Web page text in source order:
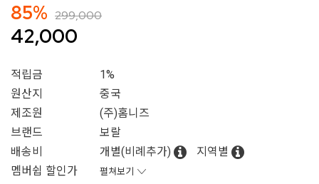
85% 299,000
42,000
적립금
1%
원산지
중국
제조원
(주)홈니즈
브랜드
보랄
배송비
개별(비례추가)
지역별
멤버쉽 할인가
펼쳐보기